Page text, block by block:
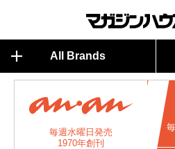
All Brands
毎週水曜日発売
1970年創刊